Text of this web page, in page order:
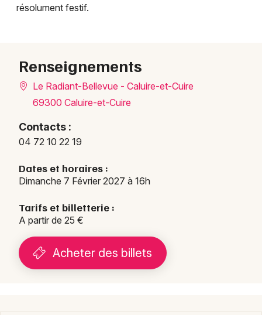
résolument festif.
Renseignements
Le Radiant-Bellevue - Caluire-et-Cuire
69300 Caluire-et-Cuire
Contacts :
04 72 10 22 19
Dates et horaires :
Dimanche 7 Février 2027 à 16h
Tarifs et billetterie :
A partir de 25 €
Acheter des billets